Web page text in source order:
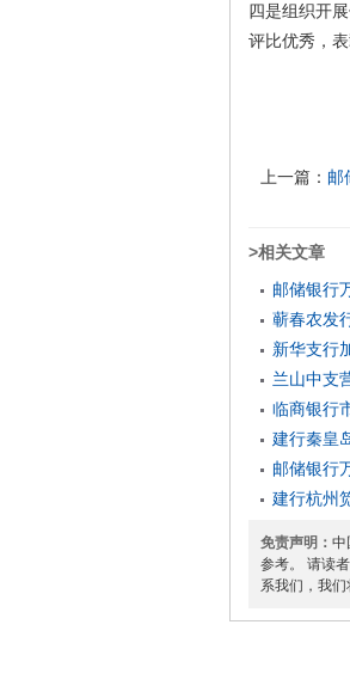
四是组织开
评比优秀，
上一篇： 邮
>相关文章
邮储银行
蕲春农发
新华支行
兰山中支
临商银行
建行秦皇
邮储银行
建行杭州
免责声明： 中
参考。 请读
系我们，我们